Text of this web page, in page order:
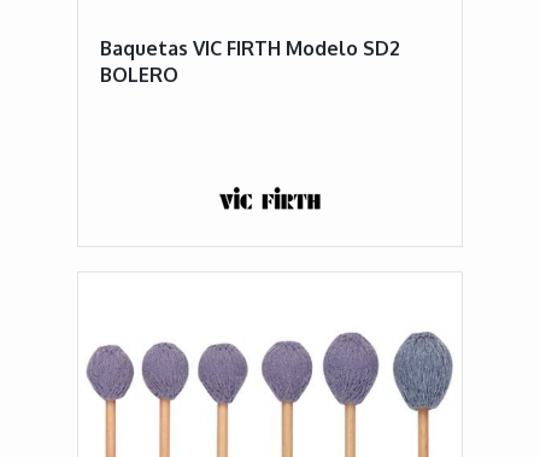
Baquetas VIC FIRTH Modelo SD2
BOLERO